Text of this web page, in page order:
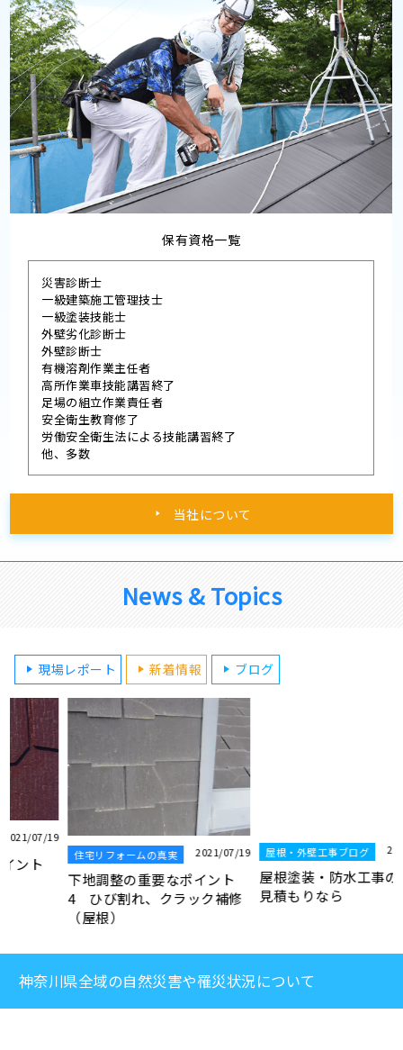
保有資格一覧
災害診断士
一級建築施工管理技士
一級塗装技能士
外壁劣化診断士
外壁診断士
有機溶剤作業主任者
高所作業車技能講習終了
足場の組立作業責任者
安全衛生教育修了
労働安全衛生法による技能講習終了
他、多数
当社について
News & Topics
現場レポート 新着情報 ブログ
住宅リフォームの真実
2021/07/19
下地調整の重要なポイント
4 ひび割れ、クラック補修
屋根・外壁工事ブログ
屋根塗装・防水工事の無料お
見積もりなら
神奈川県全域の自然災害や罹災状況について